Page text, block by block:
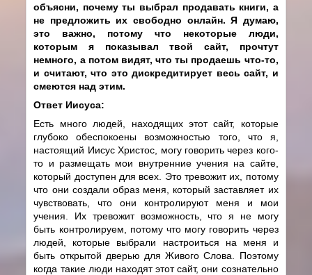
объясни, почему ты выбрал продавать книги, а
не предложить их свободно онлайн. Я думаю,
это важно, потому что некоторые люди,
которым я показывал твой сайт, прочтут
немного, а потом видят, что ты продаешь что-то,
и считают, что это дискредитирует весь сайт, и
смеются над этим.
Ответ Иисуса:
Есть много людей, находящих этот сайт, которые
глубоко обеспокоены возможностью того, что я,
настоящий Иисус Христос, могу говорить через кого-
то и размещать мои внутренние учения на сайте,
который доступен для всех. Это тревожит их, потому
что они создали образ меня, который заставляет их
чувствовать, что они контролируют меня и мои
учения. Их тревожит возможность, что я не могу
быть контролируем, потому что могу говорить через
людей, которые выбрали настроиться на меня и
быть открытой дверью для Живого Слова. Поэтому
когда такие люди находят этот сайт, они сознательно